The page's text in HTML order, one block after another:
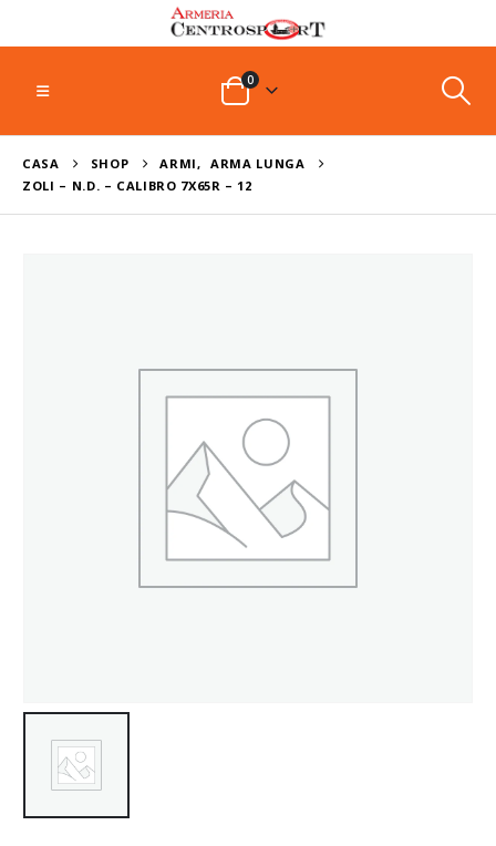
0
CASA SHOP ARMI,
ARMA LUNGA
ZOLI – N.D. – CALIBRO 7X65R – 12